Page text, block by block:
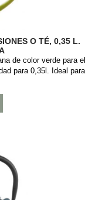
O TÉ, 0,35 L.
de color verde para el
para 0,35l. Ideal para
y filtro de acero
tomar el té a diario, ya
de aluminio que es